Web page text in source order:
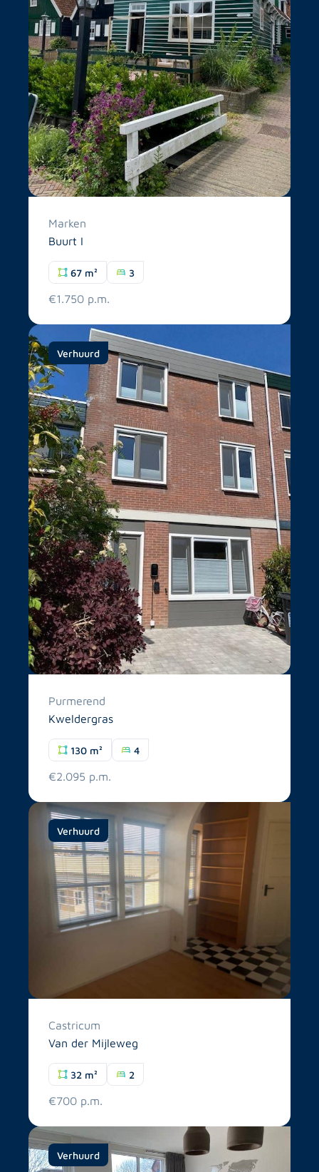
Marken
Buurt I
67 m² 3
€1.750 p.m.
Verhuurd
Purmerend
Kweldergras
130 m² 4
€2.095 p.m.
Verhuurd
Castricum
Van der Mijleweg
32 m² 2
€700 p.m.
Verhuurd